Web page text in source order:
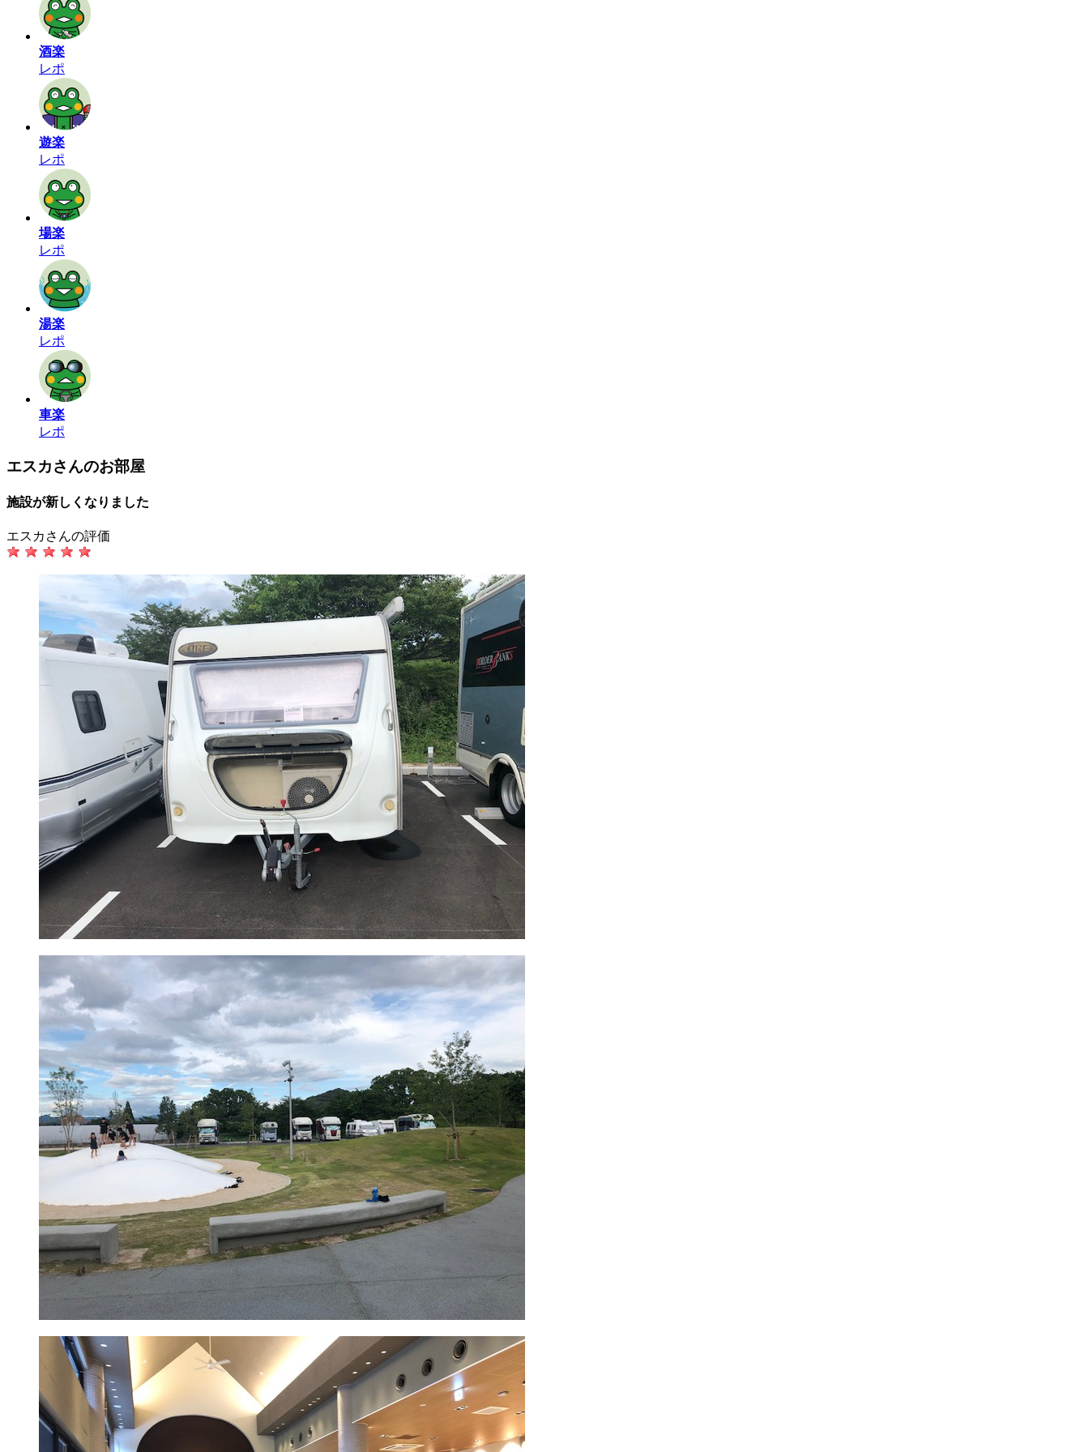
酒楽
レポ
遊楽
レポ
場楽
レポ
湯楽
レポ
車楽
レポ
エスカさんのお部屋
施設が新しくなりました
エスカさんの評価